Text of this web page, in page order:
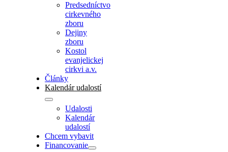
Predsedníctvo
cirkevného
zboru
Dejiny
zboru
Kostol
evanjelickej
cirkvi a.v.
Články
Kalendár udalostí
Udalosti
Kalendár
udalostí
Chcem vybavit
Financovanie